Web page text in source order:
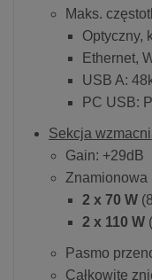
Maks.
Optyczny,
Ethernet,
USB A:
PC USB:
Sekcja
Gain: +29dB
Znamionowa
2 x 70 W
2 x 110 W
Pasmo
Całkowite